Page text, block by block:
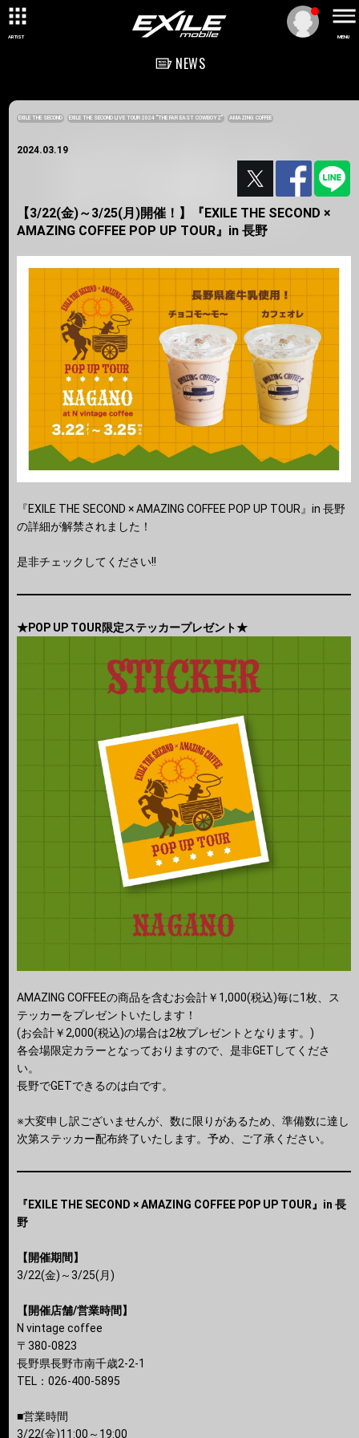
ARTIST MENU
NEWS
EXILE THE SECOND EXILE THE SECOND LIVE TOUR 2024 "THE FAR EAST COWBOYZ" AMAZING COFFEE
2024.03.19
【3/22(金)～3/25(月)開催！】『EXILE THE SECOND ×
AMAZING COFFEE POP UP TOUR』in 長野
『EXILE THE SECOND × AMAZING COFFEE POP UP TOUR』in 長野
の詳細が解禁されました！
是非チェックしてください!!
★POP UP TOUR限定ステッカープレゼント★
AMAZING COFFEEの商品を含むお会計￥1,000(税込)毎に1枚、ス
テッカーをプレゼントいたします！
(お会計￥2,000(税込)の場合は2枚プレゼントとなります。)
各会場限定カラーとなっておりますので、是非GETしてくださ
い。
長野でGETできるのは白です。
※大変申し訳ございませんが、数に限りがあるため、準備数に達し
次第ステッカー配布終了いたします。予め、ご了承ください。
『EXILE THE SECOND × AMAZING COFFEE POP UP TOUR』in 長
野
【開催期間】
3/22(金)～3/25(月)
【開催店舗/営業時間】
N vintage coffee
〒380-0823
長野県長野市南千歳2-2-1
TEL：026-400-5895
■営業時間
3/22(金)11:00～19:00